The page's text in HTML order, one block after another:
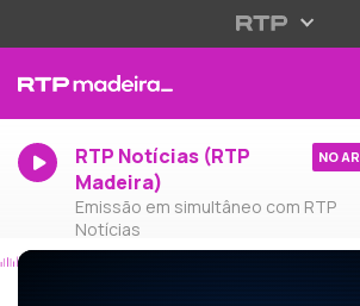
RTP Notícias (RTP
Madeira)
Emissão em simultâneo com RTP
Notícias
NO AR